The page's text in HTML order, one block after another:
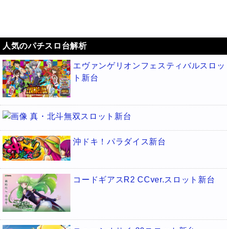
人気のパチスロ台解析
エヴァンゲリオンフェスティバルスロッ
ト新台
真・北斗無双スロット新台
沖ドキ！パラダイス新台
コードギアスR2 CCver.スロット新台